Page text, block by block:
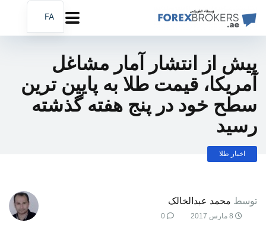
پیش از انتشار آمار مشاغل
آمریکا، قیمت طلا به پایین ترین
سطح خود در پنج هفته گذشته
رسید
اخبار طلا
توسط محمد عبدالخالک
FA
AR